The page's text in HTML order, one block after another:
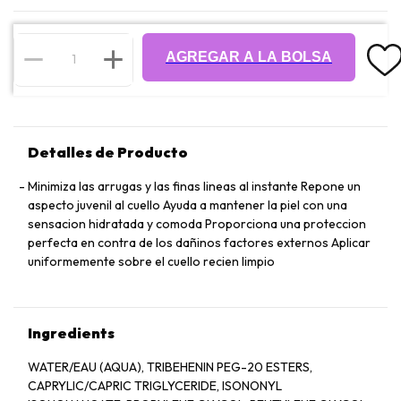
AGREGAR A LA BOLSA
Detalles de Producto
Minimiza las arrugas y las finas lineas al instante Repone un
aspecto juvenil al cuello Ayuda a mantener la piel con una
sensacion hidratada y comoda Proporciona una proteccion
perfecta en contra de los dañinos factores externos Aplicar
uniformemente sobre el cuello recien limpio
Ingredients
WATER/EAU (AQUA), TRIBEHENIN PEG-20 ESTERS,
CAPRYLIC/CAPRIC TRIGLYCERIDE, ISONONYL